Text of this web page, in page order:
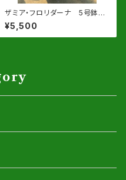
ザミア・フロリダーナ 5号鉢
【同等品】
¥5,500